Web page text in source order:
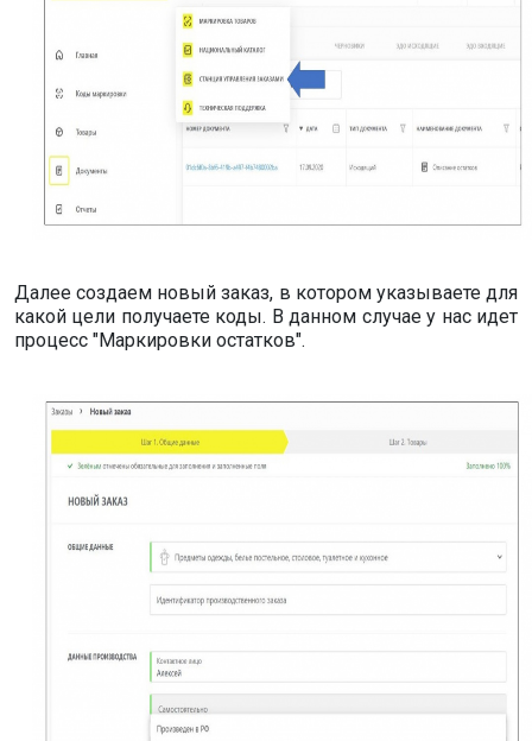
Далее создаем новый заказ, в котором указываете для
какой цели получаете коды. В данном случае у нас идет
процесс "Маркировки остатков".